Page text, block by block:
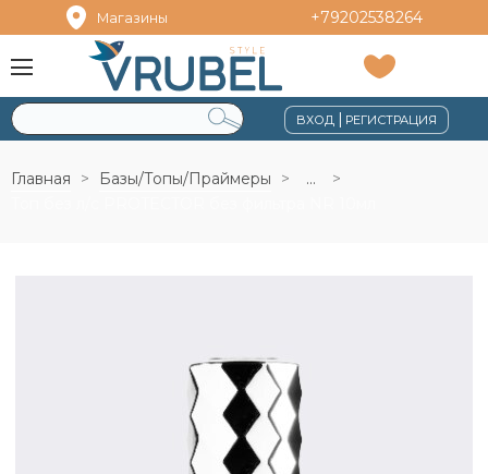
Магазины +79202538264
ВХОД |РЕГИСТРАЦИЯ
Главная Базы/Топы/Праймеры
...